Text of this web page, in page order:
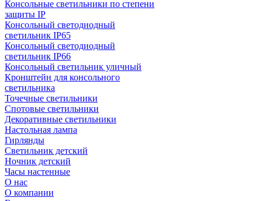
Консольные светильники по степени
защиты IP
Консольный светодиодный
светильник IP65
Консольный светодиодный
светильник IP66
Консольный светильник уличный
Кронштейн для консольного
светильника
Точечные светильники
Спотовые светильники
Декоративные светильники
Настольная лампа
Гирлянды
Светильник детский
Ночник детский
Часы настенные
О нас
О компании